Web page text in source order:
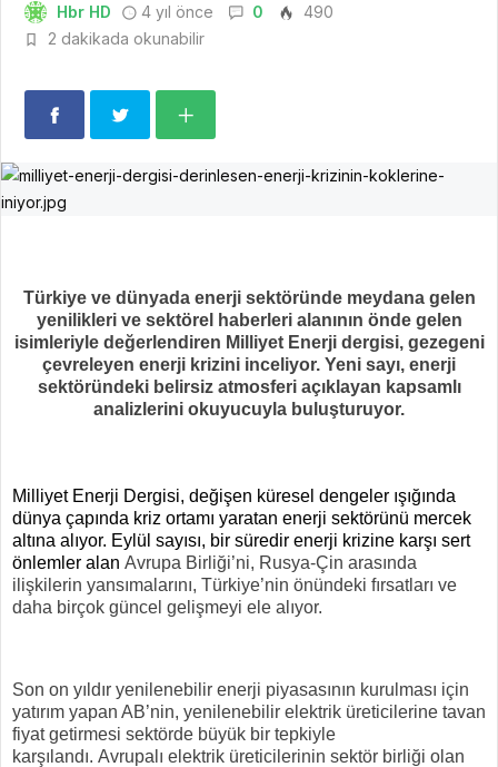
Hbr HD 4 yıl önce 0
490
2 dakikada okunabilir
Türkiye ve dünyada enerji sektöründe meydana gelen
yenilikleri ve sektörel haberleri alanının önde gelen
isimleriyle değerlendiren Milliyet Enerji dergisi, gezegeni
çevreleyen enerji krizini inceliyor. Yeni sayı, enerji
sektöründeki belirsiz atmosferi açıklayan kapsamlı
analizlerini okuyucuyla buluşturuyor.
Milliyet Enerji Dergisi, değişen küresel dengeler ışığında
dünya çapında kriz ortamı yaratan enerji sektörünü mercek
altına alıyor. Eylül sayısı, bir süredir enerji krizine karşı sert
önlemler alan Avrupa Birliği’ni, Rusya-Çin arasında
ilişkilerin yansımalarını, Türkiye’nin önündeki fırsatları ve
daha birçok güncel gelişmeyi ele alıyor.
Son on yıldır yenilenebilir enerji piyasasının kurulması için
yatırım yapan AB’nin, yenilenebilir elektrik üreticilerine tavan
fiyat getirmesi sektörde büyük bir tepkiyle
karşılandı. Avrupalı elektrik üreticilerinin sektör birliği olan